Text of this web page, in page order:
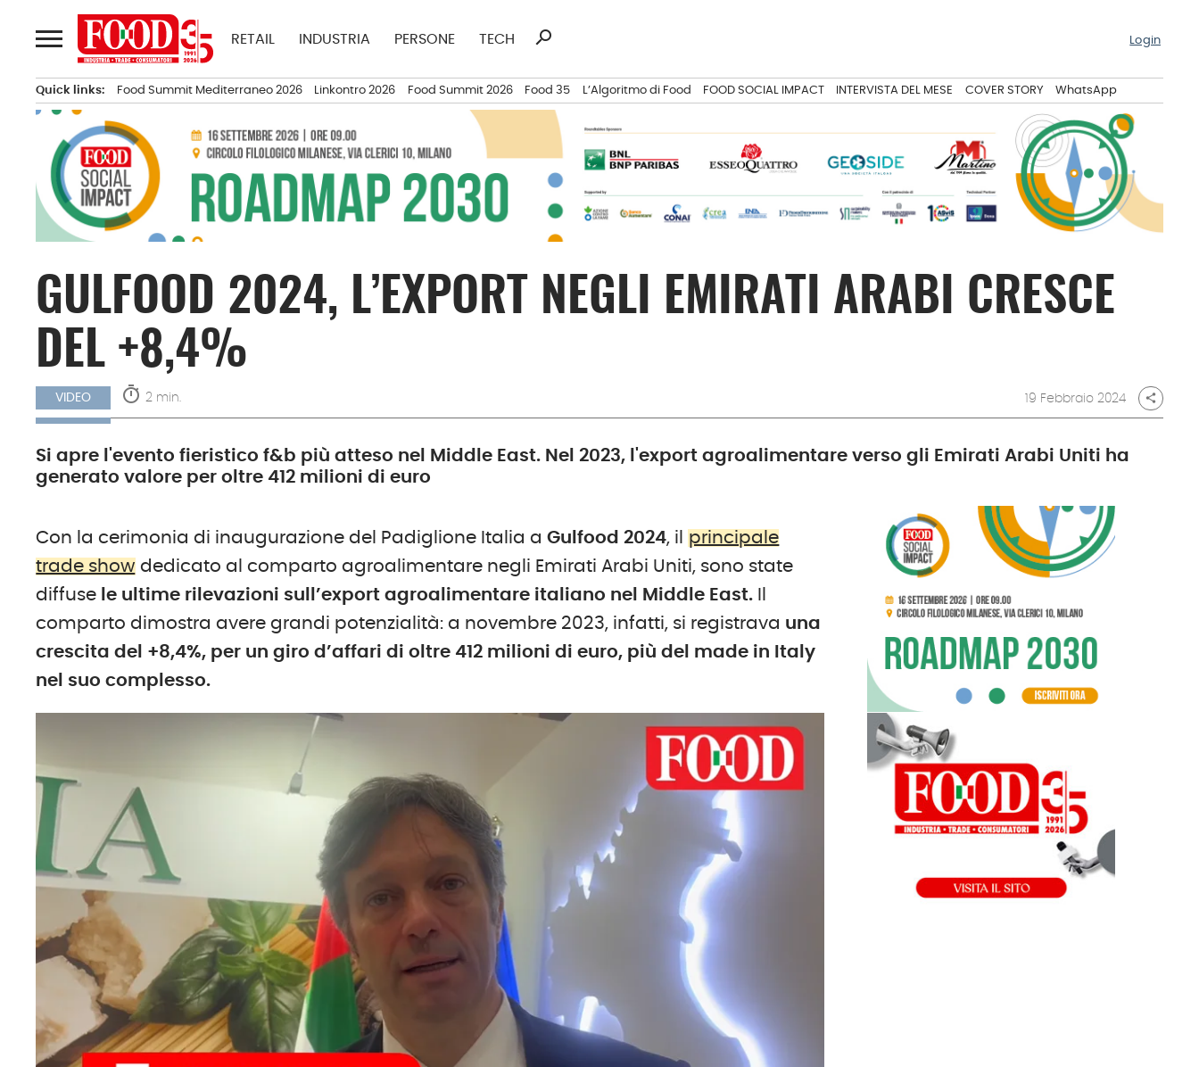
al
contenuto
RETAIL INDUSTRIA PERSONE TECH
Ricerca
search Login
Quick links: Food Summit Mediterraneo 2026 Linkontro 2026 Food Summit 2026 Food 35 L’Algoritmo di Food FOOD SOCIAL IMPACT INTERVISTA DEL MESE COVER STORY WhatsApp
GULFOOD 2024, L’EXPORT NEGLI EMIRATI ARABI CRESCE
DEL +8,4%
VIDEO timer 2 min. 19 Febbraio 2024 share
Si apre l'evento fieristico f&b più atteso nel Middle East. Nel 2023, l'export agroalimentare verso gli Emirati Arabi Uniti ha
generato valore per oltre 412 milioni di euro
Con la cerimonia di inaugurazione del Padiglione Italia a Gulfood 2024, il principale
trade show dedicato al comparto agroalimentare negli Emirati Arabi Uniti, sono state
diffuse le ultime rilevazioni sull’export agroalimentare italiano nel Middle East.
comparto dimostra avere grandi potenzialità: a novembre 2023, infatti, si registrava una
crescita del +8,4%, per un giro d’affari di oltre 412 milioni di euro, più del made in Italy
nel suo complesso.